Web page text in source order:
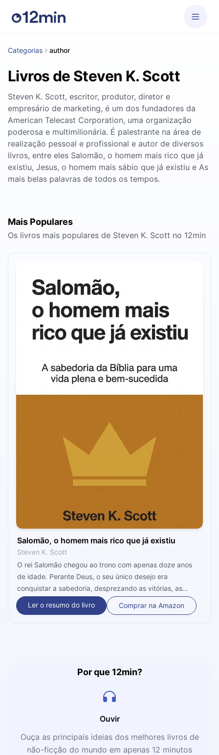
Categorias author
Livros de Steven K. Scott
Steven K. Scott, escritor, produtor, diretor e
empresário de marketing, é um dos fundadores da
American Telecast Corporation, uma organização
poderosa e multimilionária. É palestrante na área de
realização pessoal e profissional e autor de diversos
livros, entre eles Salomão, o homem mais rico que já
existiu, Jesus, o homem mais sábio que já existiu e As
mais belas palavras de todos os tempos.
Mais Populares
Os livros mais populares de Steven K. Scott no 12min
Salomão, o homem mais rico que já existiu
Steven K. Scott
O rei Salomão chegou ao trono com apenas doze anos
de idade. Perante Deus, o seu único desejo era
conquistar a sabedoria, desprezando as vitórias, as
honras, os bens e as riquezas mundanas. O nosso autor,
Steven K. Scott, baseou-se nos ensinamentos bíblicos
do rei Salomão é apresentada aos leitores como uma
das leis de comportamento que regem, de modo invisível,
Ler o resumo do livro Comprar na Amazon
Por que 12min?
Ouvir
Ouça as principais ideias dos melhores livros de
não-ficção do mundo em apenas 12 minutos